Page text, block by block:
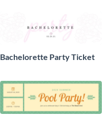
Bachelorette Party Ticket